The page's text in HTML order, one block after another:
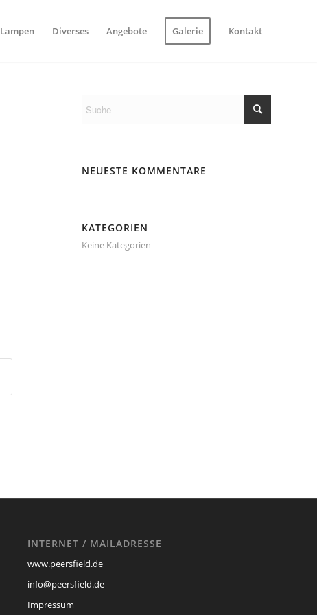
Lampen Diverses Angebote Galerie Kontakt
NEUESTE KOMMENTARE
KATEGORIEN
Keine Kategorien
INTERNET / MAILADRESSE
www.peersfield.de
info@peersfield.de
Impressum